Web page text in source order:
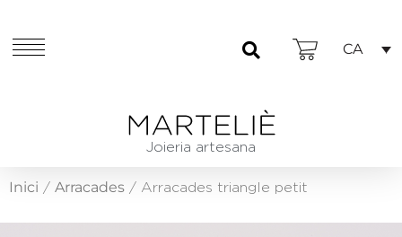
CA
Joieria artesana
Inici / Arracades / Arracades triangle petit